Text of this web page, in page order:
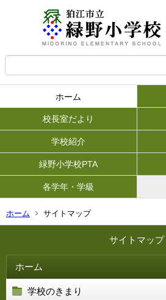
ホーム
校長室だより
学校紹介
緑野小学校PTA
各学年・学級
ホーム サイトマップ
サイトマップ
ホーム
学校のきまり